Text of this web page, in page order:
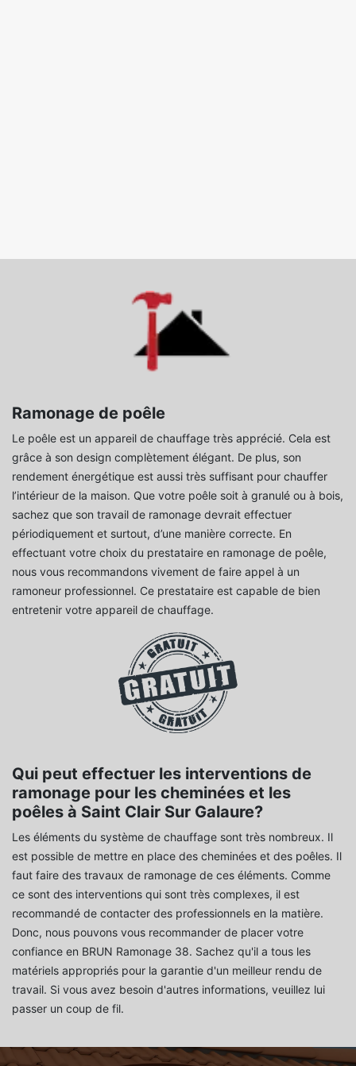
Ramonage de poêle
Le poêle est un appareil de chauffage très apprécié. Cela est
grâce à son design complètement élégant. De plus, son
rendement énergétique est aussi très suffisant pour chauffer
l’intérieur de la maison. Que votre poêle soit à granulé ou à bois,
sachez que son travail de ramonage devrait effectuer
périodiquement et surtout, d’une manière correcte. En
effectuant votre choix du prestataire en ramonage de poêle,
nous vous recommandons vivement de faire appel à un
ramoneur professionnel. Ce prestataire est capable de bien
entretenir votre appareil de chauffage.
Qui peut effectuer les interventions de
ramonage pour les cheminées et les
poêles à Saint Clair Sur Galaure?
Les éléments du système de chauffage sont très nombreux. Il
est possible de mettre en place des cheminées et des poêles. Il
faut faire des travaux de ramonage de ces éléments. Comme
ce sont des interventions qui sont très complexes, il est
recommandé de contacter des professionnels en la matière.
Donc, nous pouvons vous recommander de placer votre
confiance en BRUN Ramonage 38. Sachez qu'il a tous les
matériels appropriés pour la garantie d'un meilleur rendu de
travail. Si vous avez besoin d'autres informations, veuillez lui
passer un coup de fil.